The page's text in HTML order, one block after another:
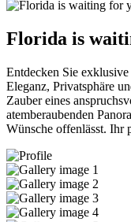
Florida is
Entdecken Sie
Eleganz, Privatsphäre
Zauber eines
atemberaubenden
Wünsche offenlässt. Ihr